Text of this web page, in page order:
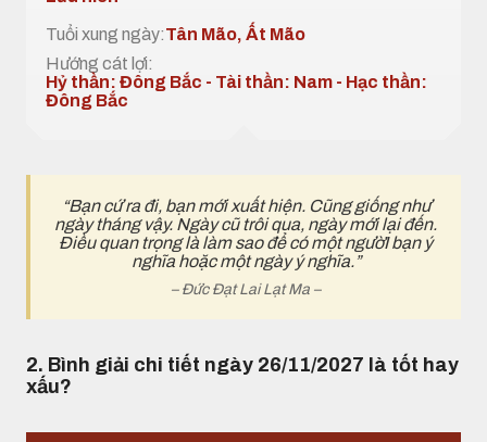
Tuổi xung ngày:Tân Mão, Ất Mão
Hướng cát lợi:
Hỷ thần: Đông Bắc - Tài thần: Nam - Hạc thần:
Đông Bắc
“Bạn cứ ra đi, bạn mới xuất hiện. Cũng giống như
ngày tháng vậy. Ngày cũ trôi qua, ngày mới lại đến.
Điều quan trọng là làm sao để có một ngườI bạn ý
nghĩa hoặc một ngày ý nghĩa.”
– Đức Đạt Lai Lạt Ma –
2. Bình giải chi tiết ngày 26/11/2027 là tốt hay
xấu?